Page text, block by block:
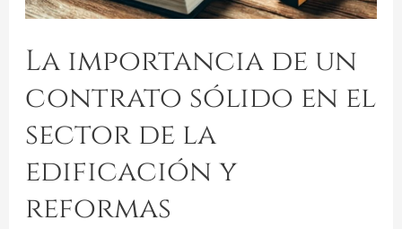
La importancia de un
contrato sólido en el
sector de la
edificación y
reformas